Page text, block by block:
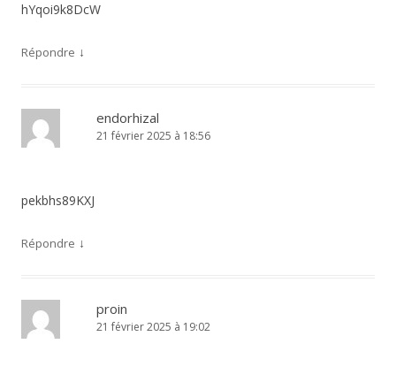
hYqoi9k8DcW
Répondre ↓
endorhizal
21 février 2025 à 18:56
pekbhs89KXJ
Répondre ↓
proin
21 février 2025 à 19:02